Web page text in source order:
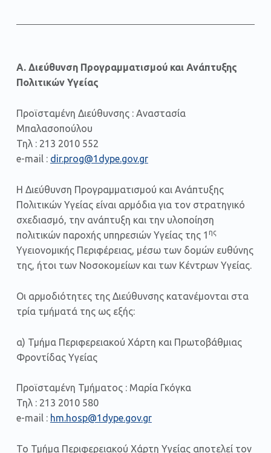
Α. Διεύθυνση Προγραμματισμού και Ανάπτυξης
Πολιτικών Υγείας
Προϊσταμένη Διεύθυνσης : Αναστασία
Μπαλασοπούλου
Τηλ : 213 2010 552
e-mail : dir.prog@1dype.gov.gr
Η Διεύθυνση Προγραμματισμού και Ανάπτυξης
Πολιτικών Υγείας είναι αρμόδια για τον στρατηγικό
σχεδιασμό, την ανάπτυξη και την υλοποίηση
πολιτικών παροχής υπηρεσιών Υγείας της 1 ης
Υγειονομικής Περιφέρειας, μέσω των δομών ευθύνης
της, ήτοι των Νοσοκομείων και των Κέντρων Υγείας.
Οι αρμοδιότητες της Διεύθυνσης κατανέμονται στα
τρία τμήματά της ως εξής:
α) Τμήμα Περιφερειακού Χάρτη και Πρωτοβάθμιας
Φροντίδας Υγείας
Προϊσταμένη Τμήματος : Μαρία Γκόγκα
Τηλ : 213 2010 580
e-mail : hm.hosp@1dype.gov.gr
Το Τμήμα Περιφερειακού Χάρτη Υγείας αποτελεί τον